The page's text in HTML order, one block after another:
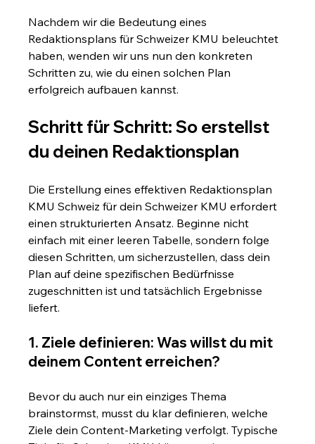
Nachdem wir die Bedeutung eines
Redaktionsplans für Schweizer KMU beleuchtet
haben, wenden wir uns nun den konkreten
Schritten zu, wie du einen solchen Plan
erfolgreich aufbauen kannst.
Schritt für Schritt: So erstellst
du deinen Redaktionsplan
Die Erstellung eines effektiven Redaktionsplan
KMU Schweiz für dein Schweizer KMU erfordert
einen strukturierten Ansatz. Beginne nicht
einfach mit einer leeren Tabelle, sondern folge
diesen Schritten, um sicherzustellen, dass dein
Plan auf deine spezifischen Bedürfnisse
zugeschnitten ist und tatsächlich Ergebnisse
liefert.
1. Ziele definieren: Was willst du mit
deinem Content erreichen?
Bevor du auch nur ein einziges Thema
brainstormst, musst du klar definieren, welche
Ziele dein Content-Marketing verfolgt. Typische